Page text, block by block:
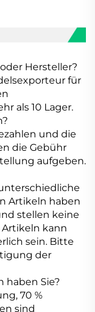
Hersteller?
für
als 10 Lager.
und die
die Gebühr
aufgeben.
Artikeln haben
stellen keine
kann
sein. Bitte
der
haben Sie?
70 %
sind